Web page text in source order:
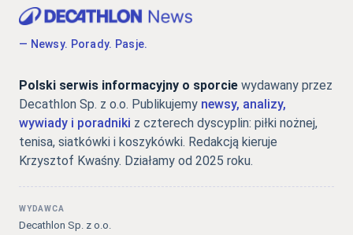
— Newsy. Porady. Pasje.
Polski serwis informacyjny o sporcie wydawany przez
Decathlon Sp. z o.o. Publikujemy newsy, analizy,
wywiady i poradniki z czterech dyscyplin: piłki nożnej,
tenisa, siatkówki i koszykówki. Redakcją kieruje
Krzysztof Kwaśny. Działamy od 2025 roku.
WYDAWCA
Decathlon Sp. z o.o.